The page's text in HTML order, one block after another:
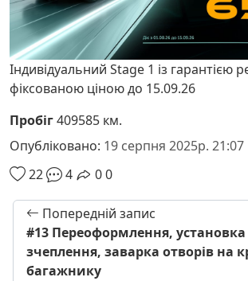
Індивідуальний Stage 1 із гарантією
фіксованою ціною до 15.09.26
Пробіг409585 км.
Опубліковано: 19 серпня 2025р. 21:07
22
4 00
Попередній запис
#13 Переоформлення, установка
зчеплення, заварка отворів на
багажнику